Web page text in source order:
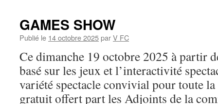
GAMES SHOW
Publié le 14 octobre 2025parV FC
Ce dimanche 19 octobre 2025 à partir
basé sur les jeux et l’interactivité
variété spectacle convivial pour toute
gratuit offert part les Adjoints de la